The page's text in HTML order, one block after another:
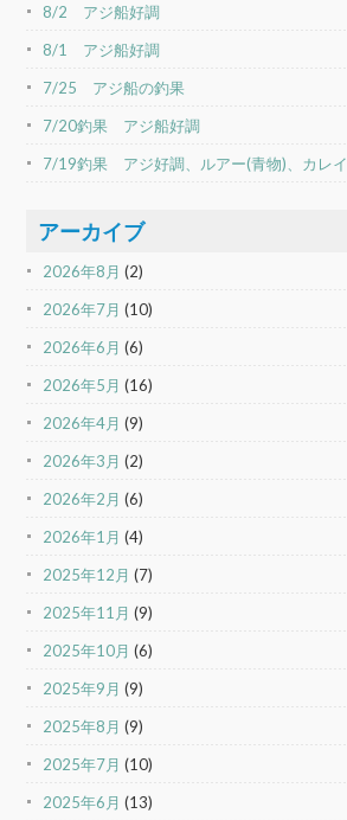
8/2 アジ船好調
8/1 アジ船好調
7/25 アジ船の釣果
7/20釣果 アジ船好調
7/19釣果 アジ好調、ルアー(青物)、カレイ
アーカイブ
2026年8月 (2)
2026年7月 (10)
2026年6月 (6)
2026年5月 (16)
2026年4月 (9)
2026年3月 (2)
2026年2月 (6)
2026年1月 (4)
2025年12月 (7)
2025年11月 (9)
2025年10月 (6)
2025年9月 (9)
2025年8月 (9)
2025年7月 (10)
2025年6月 (13)